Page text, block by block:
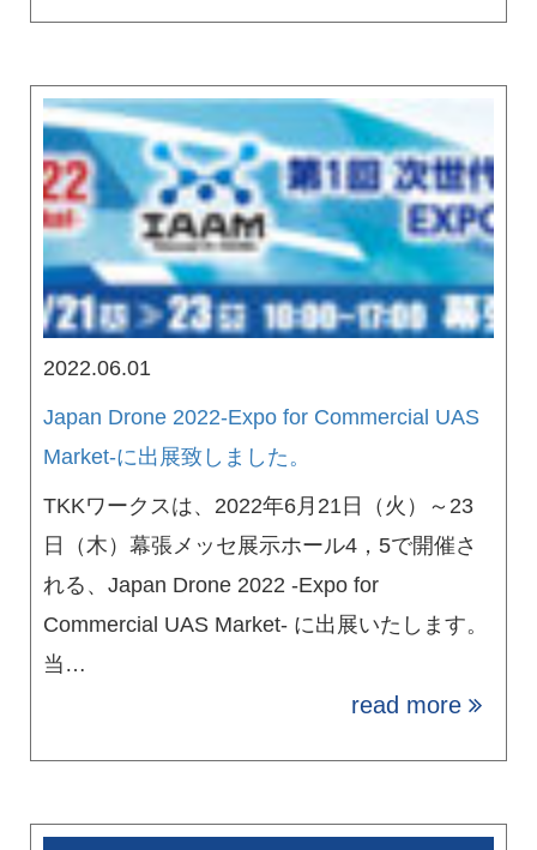
2022.06.01
Japan Drone 2022-Expo for Commercial UAS
Market-に出展致しました。
TKKワークスは、2022年6月21日（火）～23
日（木）幕張メッセ展示ホール4，5で開催さ
れる、Japan Drone 2022 -Expo for
Commercial UAS Market- に出展いたします。
当…
read more